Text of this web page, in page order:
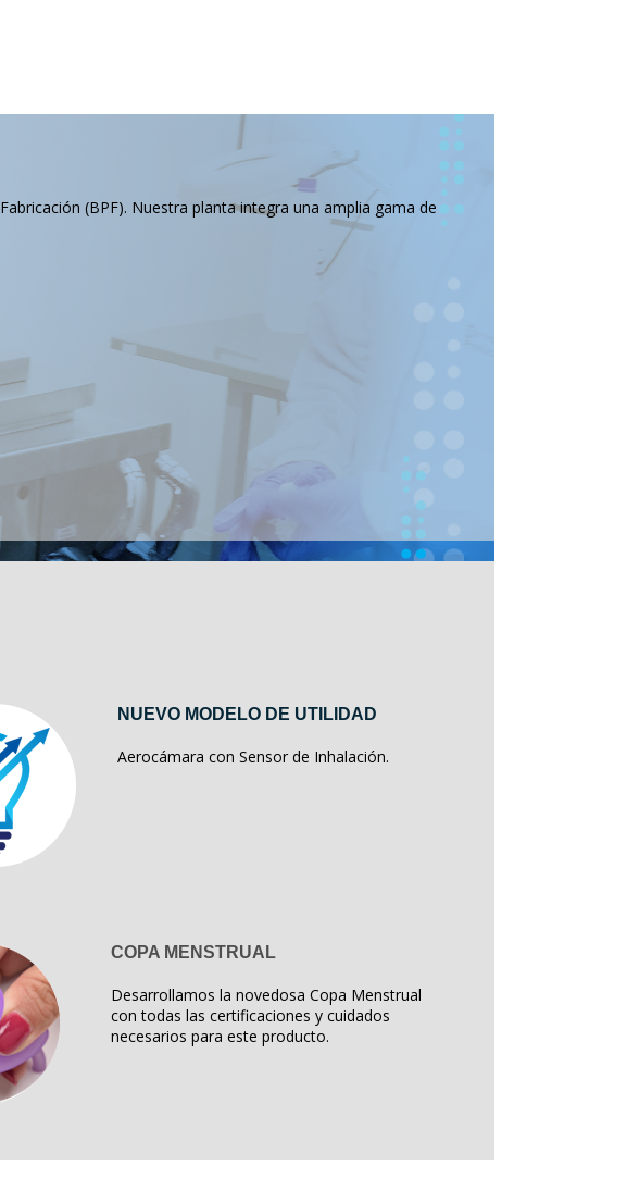
(BPF). Nuestra planta integra una amplia gama de
NUEVO MODELO DE UTILIDAD
Aerocámara con Sensor de Inhalación.
COPA MENSTRUAL
Desarrollamos la novedosa Copa Menstrual
con todas las certificaciones y cuidados
necesarios para este producto.